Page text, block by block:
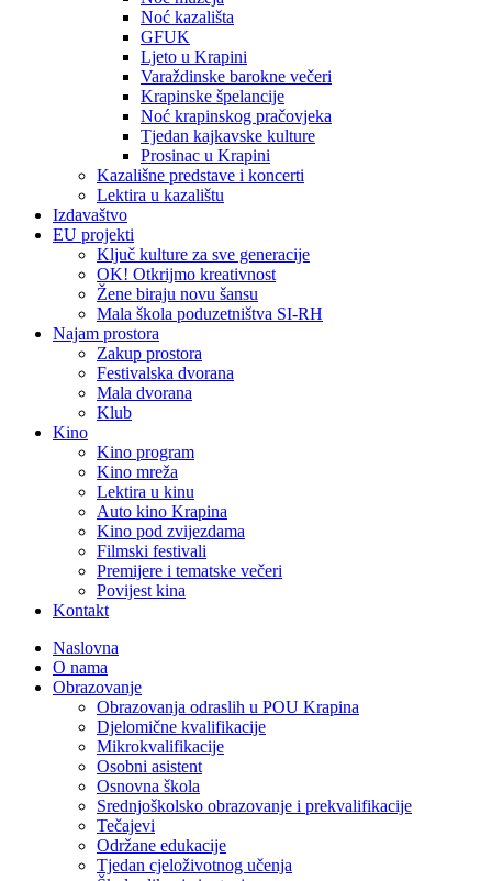
Noć kazališta
GFUK
Ljeto u Krapini
Varaždinske barokne večeri
Krapinske špelancije
Noć krapinskog pračovjeka
Tjedan kajkavske kulture
Prosinac u Krapini
Kazališne predstave i koncerti
Lektira u kazalištu
Izdavaštvo
EU projekti
Ključ kulture za sve generacije
OK! Otkrijmo kreativnost
Žene biraju novu šansu
Mala škola poduzetništva SI-RH
Najam prostora
Zakup prostora
Festivalska dvorana
Mala dvorana
Klub
Kino
Kino program
Kino mreža
Lektira u kinu
Auto kino Krapina
Kino pod zvijezdama
Filmski festivali
Premijere i tematske večeri
Povijest kina
Kontakt
Naslovna
O nama
Obrazovanje
Obrazovanja odraslih u POU Krapina
Djelomične kvalifikacije
Mikrokvalifikacije
Osobni asistent
Osnovna škola
Srednjoškolsko obrazovanje i prekvalifikacije
Tečajevi
Održane edukacije
Tjedan cjeloživotnog učenja